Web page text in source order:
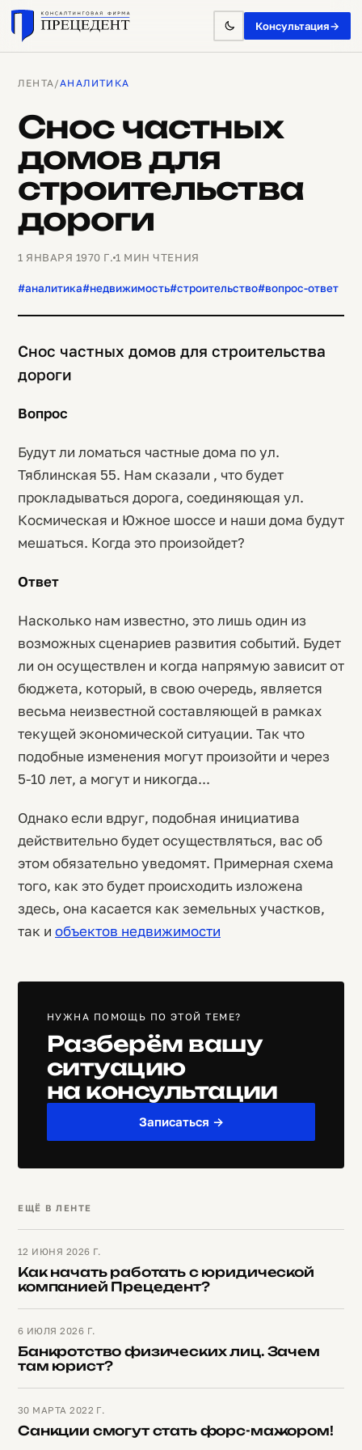
Консультация→
ЛЕНТА/АНАЛИТИКА
Снос частных
домов для
строительства
дороги
1 ЯНВАРЯ 1970 Г.1 МИН ЧТЕНИЯ
#аналитика#недвижимость#строительство#вопрос-ответ
Снос частных домов для строительства
дороги
Вопрос
Будут ли ломаться частные дома по ул.
Тяблинская 55. Нам сказали , что будет
прокладываться дорога, соединяющая ул.
Космическая и Южное шоссе и наши дома будут
мешаться. Когда это произойдет?
Ответ
Насколько нам известно, это лишь один из
возможных сценариев развития событий. Будет
ли он осуществлен и когда напрямую зависит от
бюджета, который, в свою очередь, является
весьма неизвестной составляющей в рамках
текущей экономической ситуации. Так что
подобные изменения могут произойти и через
5-10 лет, а могут и никогда...
Однако если вдруг, подобная инициатива
действительно будет осуществляться, вас об
этом обязательно уведомят. Примерная схема
того, как это будет происходить изложена
здесь, она касается как земельных участков,
так и объектов недвижимости
НУЖНА ПОМОЩЬ ПО ЭТОЙ ТЕМЕ?
Разберём вашу
ситуацию
на консультации
Записаться →
ЕЩЁ В ЛЕНТЕ
12 ИЮНЯ 2026 Г.
Как начать работать с юридической
компанией Прецедент?
6 ИЮЛЯ 2026 Г.
Банкротство физических лиц. Зачем
там юрист?
30 МАРТА 2022 Г.
Санкции смогут стать форс-мажором!